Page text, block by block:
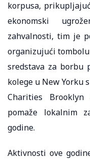
korpusa,
ekonomski
zahvalnosti, tim je
organizujući
sredstava za borbu
kolege u New Yorku
Charities
pomaže lokalnim
godine.
Aktivnosti ove